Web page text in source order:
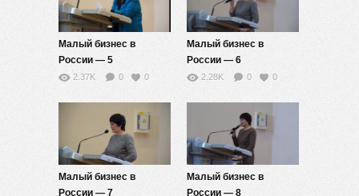
Малый бизнес в
России — 5
2.37K 0 0
Малый бизнес в
России — 6
2.28K 0 0
Малый бизнес в
России — 7
Малый бизнес в
России — 8